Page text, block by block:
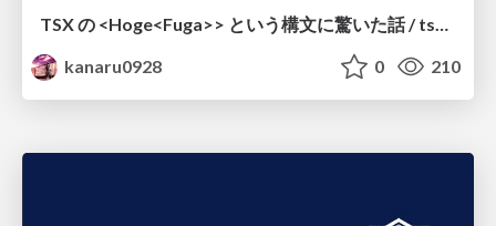
TSX の <Hoge<Fuga>> という構文に驚いた話 / tsx-type-argument-syntax
kanaru0928
0 210